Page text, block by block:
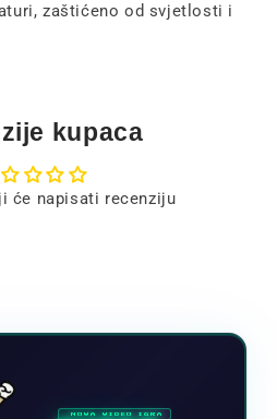
zaštićeno od svjetlosti i
kupaca
će napisati recenziju
NOVA VIDEO IGRA